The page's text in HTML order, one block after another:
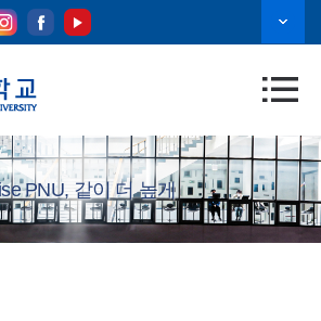
PNU, 같이 더 높게